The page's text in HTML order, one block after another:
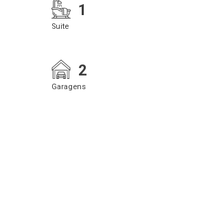
1
Suite
2
Garagens